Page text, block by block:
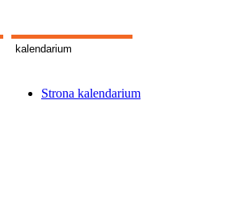
kalendarium
Strona kalendarium